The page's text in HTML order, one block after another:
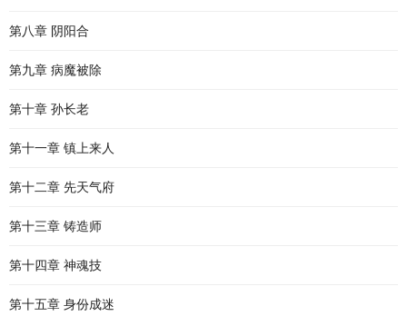
第八章 阴阳合
第九章 病魔被除
第十章 孙长老
第十一章 镇上来人
第十二章 先天气府
第十三章 铸造师
第十四章 神魂技
第十五章 身份成迷